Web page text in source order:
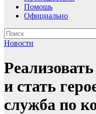
Помошь
Официально
Новости
и стать
служба по